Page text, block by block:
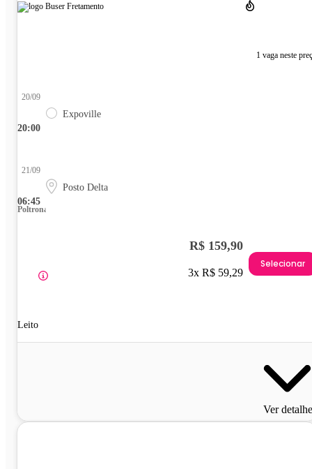
1 vaga neste
20:00
20/09
Expoville
06:45
21/09
Posto Delta
Poltrona
Leito
R$ 159,90
3x R$ 59,29
Selecionar
Ver